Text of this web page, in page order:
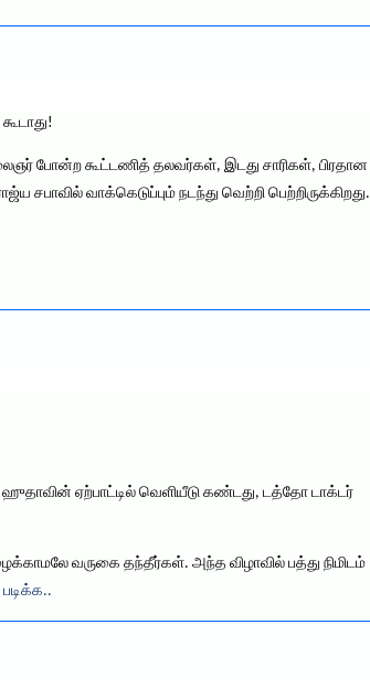
போன்ற கூட்டணித் தலவர்கள், இடது சாரிகள், பிரதான
சபாவில் வாக்கெடுப்பும் நடந்து வெற்றி பெற்றிருக்கிறது.
ஏற்பாட்டில் வெளியீடு கண்டது, டத்தோ டாக்டர்
வருகை தந்தீர்கள். அந்த விழாவில் பத்து நிமிடம்